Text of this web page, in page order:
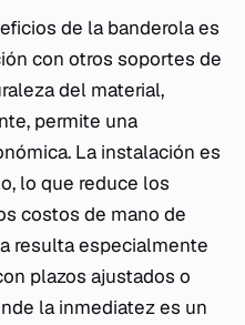
de la banderola es
con otros soportes de
del material,
permite una
La instalación es
lo que reduce los
costos de mano de
resulta especialmente
plazos ajustados o
la inmediatez es un